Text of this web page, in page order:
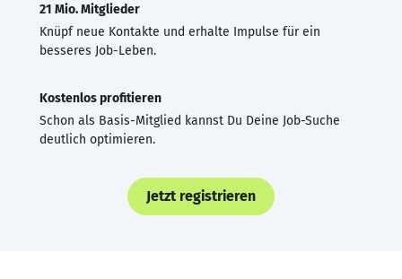
21 Mio. Mitglieder
Knüpf neue Kontakte und erhalte Impulse für ein
besseres Job-Leben.
Kostenlos profitieren
Schon als Basis-Mitglied kannst Du Deine Job-Suche
deutlich optimieren.
Jetzt registrieren